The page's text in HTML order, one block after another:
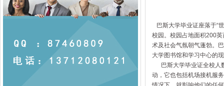
巴斯大学毕业证座落于“
校园。校园占地面积200
术及社会气氛朝气蓬勃。
大学图书馆和学习中心的
巴斯大学毕业证全校人
动，它也包括机场接机服